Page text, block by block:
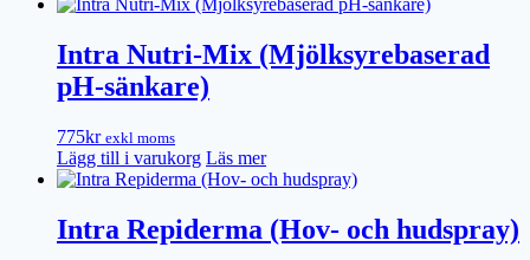
Intra Nutri-Mix (Mjölksyrebaserad
pH-sänkare)
775kr exkl moms
Lägg till i varukorg Läs mer
Intra Repiderma (Hov- och hudspray)